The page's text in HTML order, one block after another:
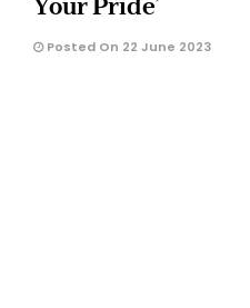
Posted On 22 June 2023